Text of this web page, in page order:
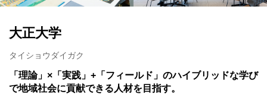
大正大学
タイショウダイガク
「理論」×「実践」+「フィールド」のハイブリッドな学び
で地域社会に貢献できる人材を目指す。